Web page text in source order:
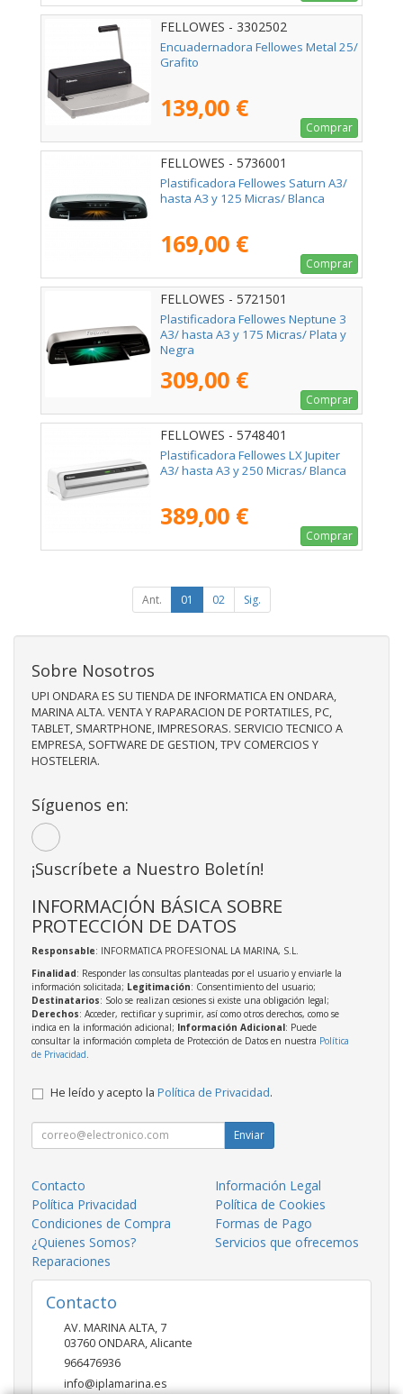
FELLOWES - 3302502
Encuadernadora Fellowes Metal 25/
Grafito
139,00 €
Comprar
FELLOWES - 5736001
Plastificadora Fellowes Saturn A3/
hasta A3 y 125 Micras/ Blanca
169,00 €
Comprar
FELLOWES - 5721501
Plastificadora Fellowes Neptune 3
A3/ hasta A3 y 175 Micras/ Plata y
Negra
309,00 €
Comprar
FELLOWES - 5748401
Plastificadora Fellowes LX Jupiter
A3/ hasta A3 y 250 Micras/ Blanca
389,00 €
Comprar
Ant. 01 02 Sig.
Sobre Nosotros
UPI ONDARA ES SU TIENDA DE INFORMATICA EN ONDARA,
MARINA ALTA. VENTA Y RAPARACION DE PORTATILES, PC,
TABLET, SMARTPHONE, IMPRESORAS. SERVICIO TECNICO A
EMPRESA, SOFTWARE DE GESTION, TPV COMERCIOS Y
HOSTELERIA.
Síguenos en:
¡Suscríbete a Nuestro Boletín!
INFORMACIÓN BÁSICA SOBRE
PROTECCIÓN DE DATOS
Responsable: INFORMATICA PROFESIONAL LA MARINA, S.L.
Finalidad: Responder las consultas planteadas por el usuario y enviarle la
información solicitada; Legitimación: Consentimiento del usuario;
Destinatarios: Solo se realizan cesiones si existe una obligación legal;
Derechos: Acceder, rectificar y suprimir, así como otros derechos, como se
indica en la información adicional; Información Adicional: Puede
consultar la información completa de Protección de Datos en nuestra Política
de Privacidad.
He leído y acepto la Política de Privacidad.
Enviar
Contacto
Información Legal
Política Privacidad
Política de Cookies
Condiciones de Compra
Formas de Pago
¿Quienes Somos?
Servicios que ofrecemos
Reparaciones
Contacto
AV. MARINA ALTA, 7
03760 ONDARA,Alicante
966476936
info@iplamarina.es